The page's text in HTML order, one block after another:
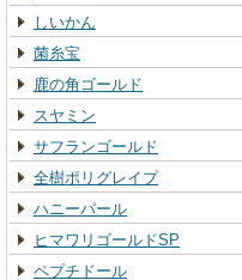
しいかん
菌糸宝
鹿の角ゴールド
スヤミン
サフランゴールド
全樹ポリグレイプ
ハニーパール
ヒマワリゴールドSP
ペプチドール